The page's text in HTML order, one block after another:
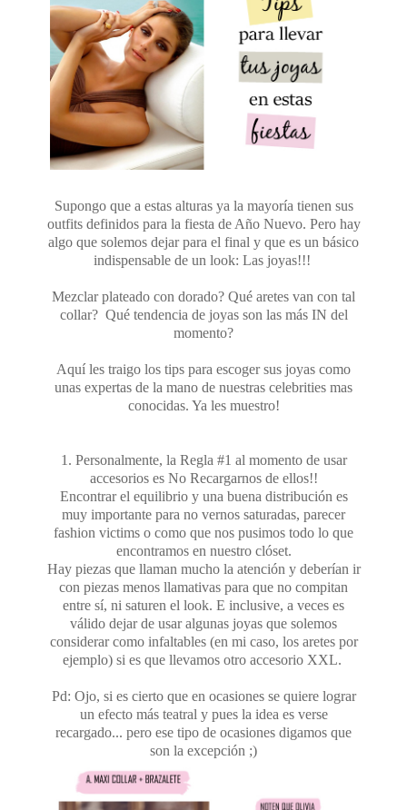
Supongo que a estas alturas ya la mayoría tienen sus
outfits definidos para la fiesta de Año Nuevo. Pero hay
algo que solemos dejar para el final y que es un básico
indispensable de un look: Las joyas!!!
Mezclar plateado con dorado? Qué aretes van con tal
collar? Qué tendencia de joyas son las más IN del
momento?
Aquí les traigo los tips para escoger sus joyas como
unas expertas de la mano de nuestras celebrities mas
conocidas. Ya les muestro!
1. Personalmente, la Regla #1 al momento de usar
accesorios es No Recargarnos de ellos!!
Encontrar el equilibrio y una buena distribución es
muy importante para no vernos saturadas, parecer
fashion victims o como que nos pusimos todo lo que
encontramos en nuestro clóset.
Hay piezas que llaman mucho la atención y deberían ir
con piezas menos llamativas para que no compitan
entre sí, ni saturen el look. E inclusive, a veces es
válido dejar de usar algunas joyas que solemos
considerar como infaltables (en mi caso, los aretes por
ejemplo) si es que llevamos otro accesorio XXL.
Pd: Ojo, si es cierto que en ocasiones se quiere lograr
un efecto más teatral y pues la idea es verse
recargado... pero ese tipo de ocasiones digamos que
son la excepción ;)